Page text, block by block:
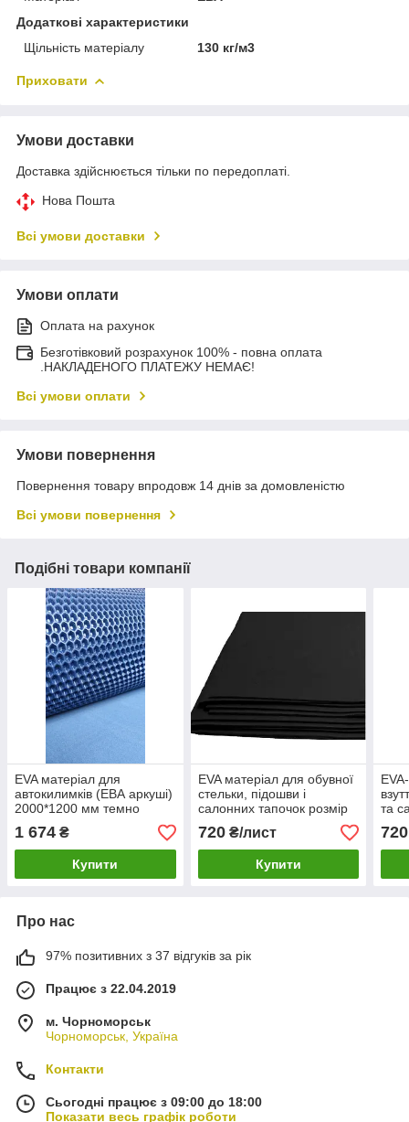
Додаткові характеристики
Щільність матеріалу
130 кг/м3
Приховати
Умови доставки
Доставка здійснюється тільки по передоплаті.
Нова Пошта
Всі умови доставки
Умови оплати
Оплата на рахунок
Безготівковий розрахунок 100% - повна оплата
.НАКЛАДЕНОГО ПЛАТЕЖУ НЕМАЄ!
Всі умови оплати
Умови повернення
Повернення товару впродовж 14 днів за домовленістю
Всі умови повернення
Подібні товари компанії
EVA матеріал для
автокилимків (ЕВА аркуші)
2000*1200 мм темно
-синій сота
1 674 ₴
Купити
EVA матеріал для обувної
стельки, підошви і
салонних тапочок розмір
2000*1200*4 мм з
тисненням
720₴/лист
Купити
та
720
Про нас
97% позитивних з 37 відгуків за рік
Працює з 22.04.2019
м. Чорноморськ
Чорноморськ, Україна
Контакти
Сьогодні працює з 09:00 до 18:00
Показати весь графік роботи